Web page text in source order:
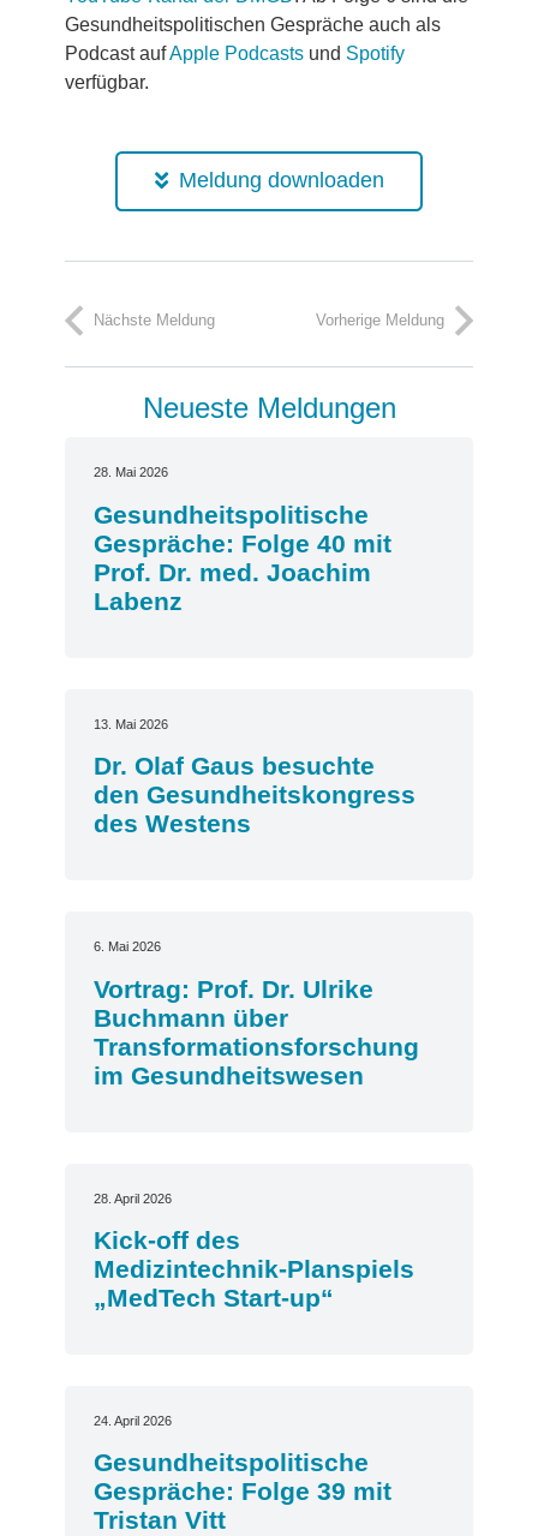
Gesundheitspolitischen Gespräche auch als
Podcast aufApple Podcastsund Spotify
verfügbar.
Meldung downloaden
Nächste Meldung Vorherige Meldung
Neueste Meldungen
28. Mai 2026
Gesundheitspolitische
Gespräche: Folge 40 mit
Prof. Dr. med. Joachim
Labenz
13. Mai 2026
Dr. Olaf Gaus besuchte
den Gesundheitskongress
des Westens
6. Mai 2026
Vortrag: Prof. Dr. Ulrike
Buchmann über
Transformationsforschung
im Gesundheitswesen
28. April 2026
Kick-off des
Medizintechnik-Planspiels
„MedTech Start-up“
24. April 2026
Gesundheitspolitische
Gespräche: Folge 39 mit
Tristan Vitt